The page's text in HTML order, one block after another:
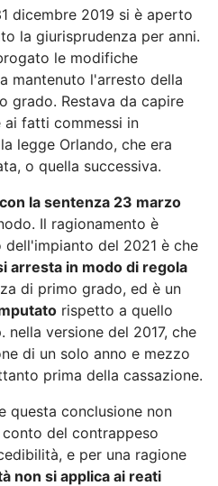
dicembre 2019 si è aperto
la giurisprudenza per anni.
le modifiche
mantenuto l'arresto della
grado. Restava da capire
ai fatti commessi in
legge Orlando, che era
o quella successiva.
la sentenza 23 marzo
Il ragionamento è
del 2021 è che
arresta in modo di regola
di primo grado, ed è un
rispetto a quello
versione del 2017, che
di un solo anno e mezzo
prima della cassazione.
questa conclusione non
del contrappeso
e per una ragione
non si applica ai reati